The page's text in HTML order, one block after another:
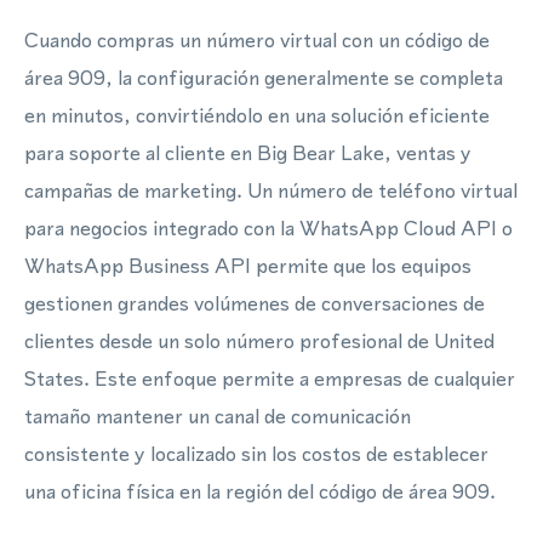
Cuando compras un número virtual con un código de
área 909, la configuración generalmente se completa
en minutos, convirtiéndolo en una solución eficiente
para soporte al cliente en Big Bear Lake, ventas y
campañas de marketing. Un número de teléfono virtual
para negocios integrado con la WhatsApp Cloud API o
WhatsApp Business API permite que los equipos
gestionen grandes volúmenes de conversaciones de
clientes desde un solo número profesional de United
States. Este enfoque permite a empresas de cualquier
tamaño mantener un canal de comunicación
consistente y localizado sin los costos de establecer
una oficina física en la región del código de área 909.